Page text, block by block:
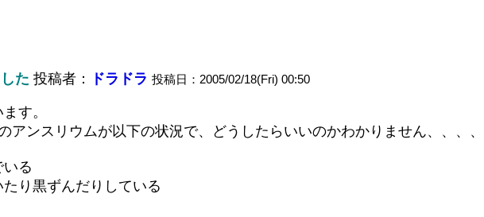
た 投稿者： ドラドラ 投稿日：2005/02/18(Fri) 00:50
す。
アンスリウムが以下の状況で、どうしたらいいのかわかりません、、、、
いる
り黒ずんだりしている